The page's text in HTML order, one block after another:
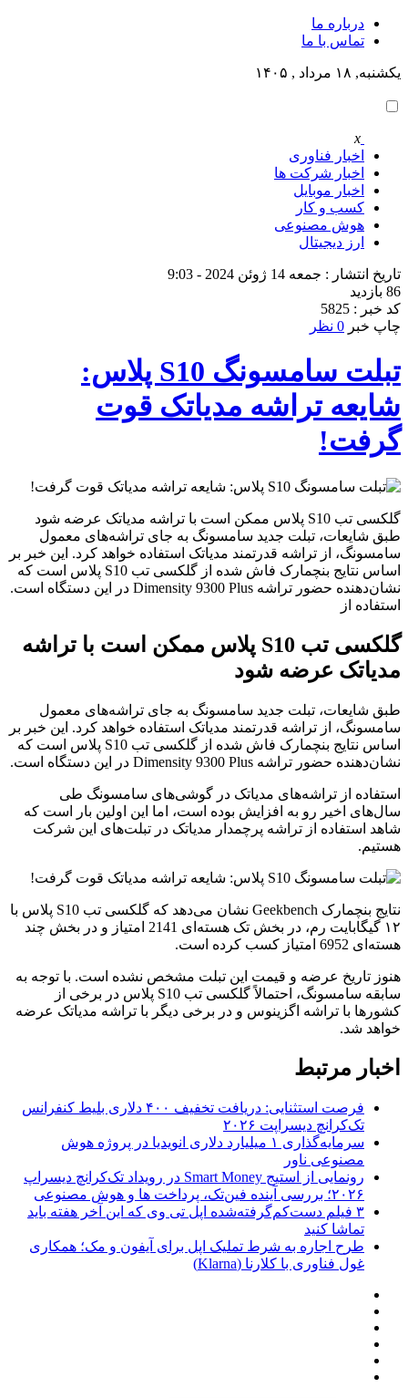
درباره ما
تماس با ما
یکشنبه, ۱۸ مرداد , ۱۴۰۵
x
اخبار فناوری
اخبار شرکت ها
اخبار موبایل
کسب و کار
هوش مصنوعی
ارز دیجیتال
تاریخ انتشار : جمعه 14 ژوئن 2024 - 9:03
86 بازدید
کد خبر : 5825
چاپ خبر 0 نظر
تبلت سامسونگ S10 پلاس:
شایعه تراشه مدیاتک قوت
گرفت!
گلکسی تب S10 پلاس ممکن است با تراشه مدیاتک عرضه شود
طبق شایعات، تبلت جدید سامسونگ به جای تراشه‌های معمول
سامسونگ، از تراشه قدرتمند مدیاتک استفاده خواهد کرد. این خبر بر
اساس نتایج بنچمارک فاش شده از گلکسی تب S10 پلاس است که
نشان‌دهنده حضور تراشه Dimensity 9300 Plus در این دستگاه است.
استفاده از
گلکسی تب S10 پلاس ممکن است با تراشه
مدیاتک عرضه شود
طبق شایعات، تبلت جدید سامسونگ به جای تراشه‌های معمول
سامسونگ، از تراشه قدرتمند مدیاتک استفاده خواهد کرد. این خبر بر
اساس نتایج بنچمارک فاش شده از گلکسی تب S10 پلاس است که
نشان‌دهنده حضور تراشه Dimensity 9300 Plus در این دستگاه است.
استفاده از تراشه‌های مدیاتک در گوشی‌های سامسونگ طی
سال‌های اخیر رو به افزایش بوده است، اما این اولین بار است که
شاهد استفاده از تراشه پرچمدار مدیاتک در تبلت‌های این شرکت
هستیم.
نتایج بنچمارک Geekbench نشان می‌دهد که گلکسی تب S10 پلاس با
۱۲ گیگابایت رم، در بخش تک هسته‌ای 2141 امتیاز و در بخش چند
هسته‌ای 6952 امتیاز کسب کرده است.
هنوز تاریخ عرضه و قیمت این تبلت مشخص نشده است. با توجه به
سابقه سامسونگ، احتمالاً گلکسی تب S10 پلاس در برخی از
کشورها با تراشه اگزینوس و در برخی دیگر با تراشه مدیاتک عرضه
خواهد شد.
اخبار مرتبط
فرصت استثنایی: دریافت تخفیف ۴۰۰ دلاری بلیط کنفرانس
تک‌کرانچ دیسراپت ۲۰۲۶
سرمایه‌گذاری ۱ میلیارد دلاری انویدیا در پروژه هوش
مصنوعی ناور
رونمایی از استیج Smart Money در رویداد تک‌کرانچ دیسراپ
۲۰۲۶؛ بررسی آینده فین‌تک، پرداخت‌ ها و هوش مصنوعی
۳ فیلم دست‌کم‌گرفته‌شده اپل تی وی که این آخر هفته باید
تماشا کنید
طرح اجاره به شرط تملیک اپل برای آیفون و مک؛ همکاری
غول فناوری با کلارنا (Klarna)